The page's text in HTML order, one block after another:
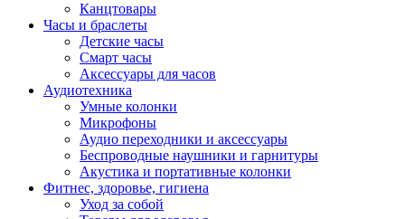
Канцтовары
Часы и браслеты
Детские часы
Смарт часы
Аксессуары для часов
Аудиотехника
Умные колонки
Микрофоны
Аудио переходники и аксессуары
Беспроводные наушники и гарнитуры
Акустика и портативные колонки
Фитнес, здоровье, гигиена
Уход за собой